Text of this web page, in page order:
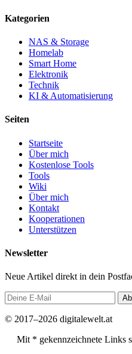
Kategorien
NAS & Storage
Homelab
Smart Home
Elektronik
Technik
KI & Automatisierung
Seiten
Startseite
Über mich
Kostenlose Tools
Tools
Wiki
Über mich
Kontakt
Kooperationen
Unterstützen
Newsletter
Neue Artikel direkt in dein
© 2017–2026 digitalewelt.at
Mit * gekennzeichnete Links